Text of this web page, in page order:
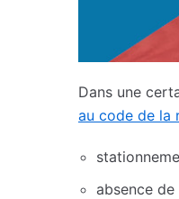
Dans une
au code de la
absence